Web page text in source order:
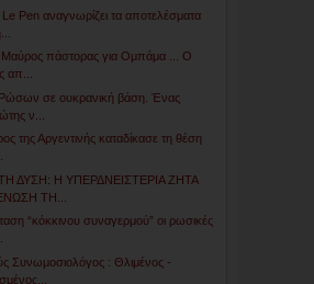
Pen αναγνωρίζει τα αποτελέσματα
πάστορας για Ομπάμα ... Ο
απ...
σε ουκρανική βάση. Ένας
ν...
της Αργεντινής καταδίκασε τη θέση
ΔΥΣΗ: Η ΥΠΕΡΔΝΕΙΣΤΕΡΙΑ ΖΗΤΑ
ΤΗ...
“κόκκινου συναγερμού” οι ρωσικές
Συνωμοσιολόγος : Θλιμένος -